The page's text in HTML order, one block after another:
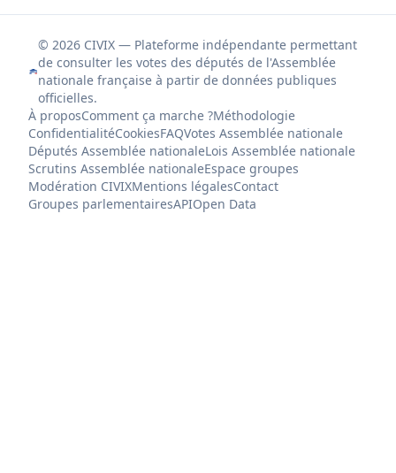
© 2026 CIVIX — Plateforme indépendante permettant
de consulter les votes des députés de l'Assemblée
nationale française à partir de données publiques
officielles.
À proposComment ça marche ?Méthodologie
ConfidentialitéCookiesFAQVotes Assemblée nationale
Députés Assemblée nationaleLois Assemblée nationale
Scrutins Assemblée nationaleEspace groupes
Modération CIVIXMentions légalesContact
Groupes parlementairesAPIOpen Data